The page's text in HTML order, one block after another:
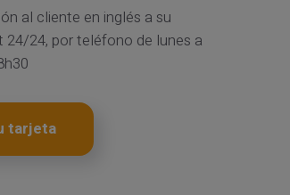
al cliente en inglés a su
24/24, por teléfono de lunes a
tarjeta